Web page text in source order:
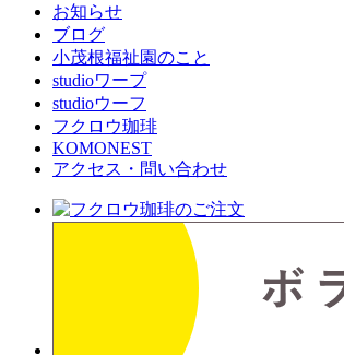
お知らせ
ブログ
小茂根福祉園のこと
studioワープ
studioウーフ
フクロウ珈琲
KOMONEST
アクセス・問い合わせ